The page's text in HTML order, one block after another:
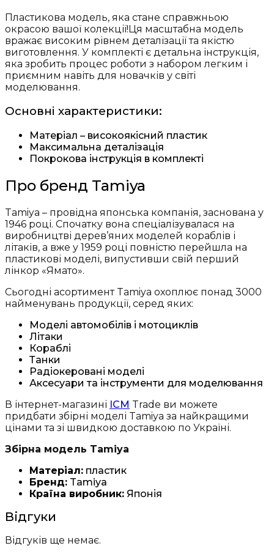
Пластикова модель, яка стане справжньою
окрасою вашої колекції!Ця масштабна модель
вражає високим рівнем деталізації та якістю
виготовлення. У комплекті є детальна інструкція,
яка зробить процес роботи з набором легким і
приємним навіть для новачків у світі
моделювання.
Основні характеристики:
Матеріал – високоякісний пластик
Максимальна деталізація
Покрокова інструкція в комплекті
Про бренд Tamiya
Tamiya – провідна японська компанія, заснована у
1946 році. Спочатку вона спеціалізувалася на
виробництві дерев’яних моделей кораблів і
літаків, а вже у 1959 році повністю перейшла на
пластикові моделі, випустивши свій перший
лінкор «Ямато».
Сьогодні асортимент Tamiya охоплює понад 3000
найменувань продукції, серед яких:
Моделі автомобілів і мотоциклів
Літаки
Кораблі
Танки
Радіокеровані моделі
Аксесуари та інструменти для моделювання
В інтернет-магазині ICM Trade ви можете
придбати збірні моделі Tamiya за найкращими
цінами та зі швидкою доставкою по Україні.
Збірна модель Tamiya
Матеріал: пластик
Бренд: Tamiya
Країна виробник: Японія
Відгуки
Відгуків ще немає.